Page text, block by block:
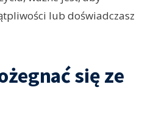
lub doświadczasz
się ze